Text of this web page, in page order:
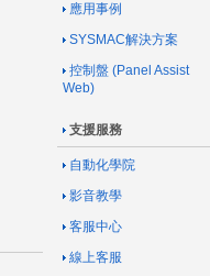
應用事例
SYSMAC解決方案
控制盤 (Panel Assist
Web)
支援服務
自動化學院
影音教學
客服中心
線上客服